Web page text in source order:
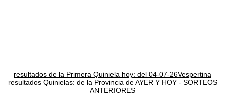
resultados de la Primera Quiniela hoy: del 04-07-26Vespertina
resultados Quinielas: de la Provincia de AYER Y HOY - SORTEOS
ANTERIORES